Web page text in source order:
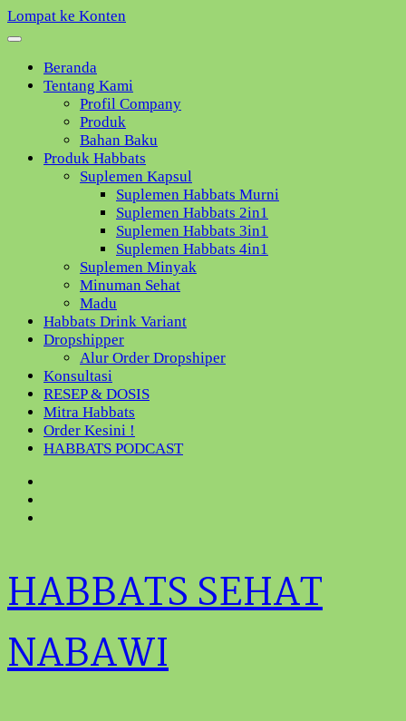
Lompat ke Konten
Beranda
Tentang Kami
Profil Company
Produk
Bahan Baku
Produk Habbats
Suplemen Kapsul
Suplemen Habbats Murni
Suplemen Habbats 2in1
Suplemen Habbats 3in1
Suplemen Habbats 4in1
Suplemen Minyak
Minuman Sehat
Madu
Habbats Drink Variant
Dropshipper
Alur Order Dropshiper
Konsultasi
RESEP & DOSIS
Mitra Habbats
Order Kesini !
HABBATS PODCAST
HABBATS SEHAT
NABAWI